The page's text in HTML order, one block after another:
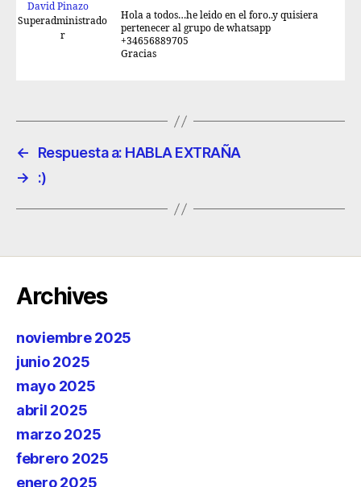
David Pinazo
Superadministrado
r
Hola a todos…he leido en el foro..y quisiera
pertenecer al grupo de whatsapp
+34656889705
Gracias
←
Respuesta a: HABLA EXTRAÑA
→
:)
Archives
noviembre 2025
junio 2025
mayo 2025
abril 2025
marzo 2025
febrero 2025
enero 2025